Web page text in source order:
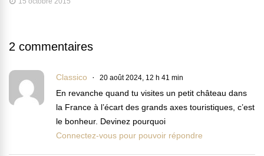
2 commentaires
Classico 20 août 2024, 12 h 41 min
En revanche quand tu visites un petit château dans
la France à l’écart des grands axes touristiques, c’est
le bonheur. Devinez pourquoi
Connectez-vous pour pouvoir répondre